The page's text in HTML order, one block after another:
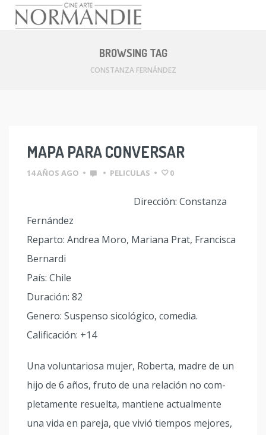
BROWSING TAG
CONSTANZA FERNÁNDEZ
MAPA PARA CONVERSAR
14 AÑOS AGO • • PELICULAS • 0
Dirección: Constanza
Fernández
Reparto: Andrea Moro, Mariana Prat, Francisca
Bernardi
País: Chile
Duración: 82
Genero: Suspenso sicológico, comedia.
Calificación: +14
Una voluntariosa mujer, Roberta, madre de un
hijo de 6 años, fruto de una relación no com­
pletamente resuelta, mantiene actualmente
una vida en pareja, que vivió tiempos mejores,